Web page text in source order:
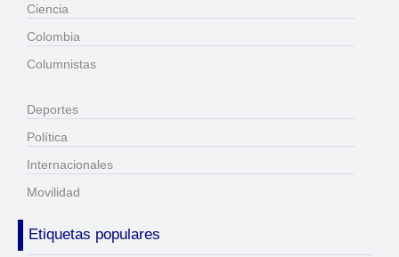
Ciencia
Colombia
Columnistas
Deportes
Política
Internacionales
Movilidad
Etiquetas populares